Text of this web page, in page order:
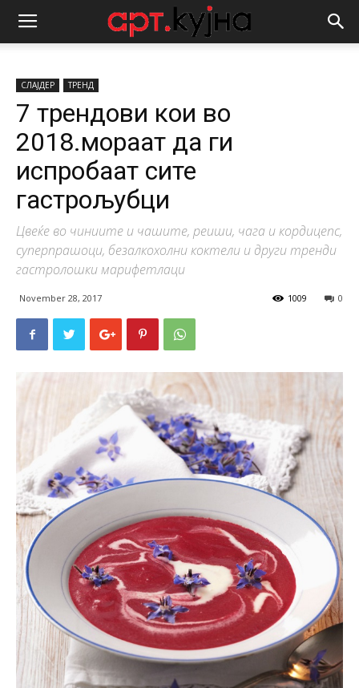
СЛАЈДЕР ТРЕНД
7 трендови кои во
2018.мораат да ги
испробаат сите
гастрољубци
Цвеќе во чиниите и чашите, реиши, чага и кордицепс,
суперпрашоци, безалкохолни коктели и други тренди
гастролошки марифетлаци
November 28, 2017 0
1009